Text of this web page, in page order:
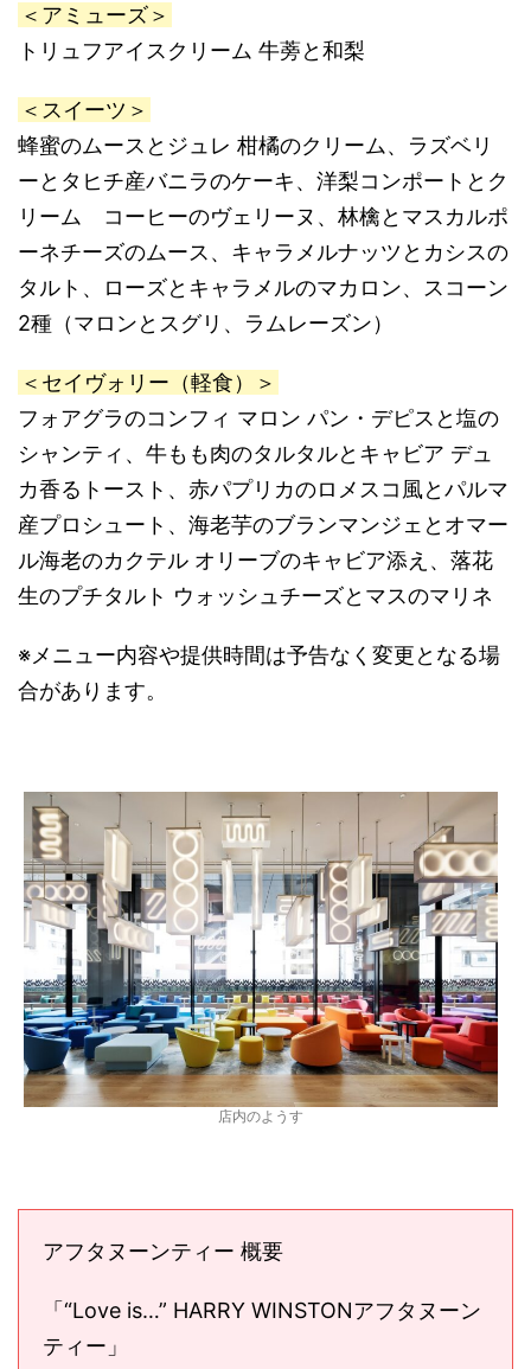
＜アミューズ＞
トリュフアイスクリーム 牛蒡と和梨
＜スイーツ＞
蜂蜜のムースとジュレ 柑橘のクリーム、ラズベリ
ーとタヒチ産バニラのケーキ、洋梨コンポートとク
リーム コーヒーのヴェリーヌ、林檎とマスカルポ
ーネチーズのムース、キャラメルナッツとカシスの
タルト、ローズとキャラメルのマカロン、スコーン
2種（マロンとスグリ、ラムレーズン）
＜セイヴォリー（軽食）＞
フォアグラのコンフィ マロン パン・デピスと塩の
シャンティ、牛もも肉のタルタルとキャビア デュ
カ香るトースト、赤パプリカのロメスコ風とパルマ
産プロシュート、海老芋のブランマンジェとオマー
ル海老のカクテル オリーブのキャビア添え、落花
生のプチタルト ウォッシュチーズとマスのマリネ
※メニュー内容や提供時間は予告なく変更となる場
合があります。
店内のようす
アフタヌーンティー 概要
「“Love is…” HARRY WINSTONアフタヌーン
ティー」